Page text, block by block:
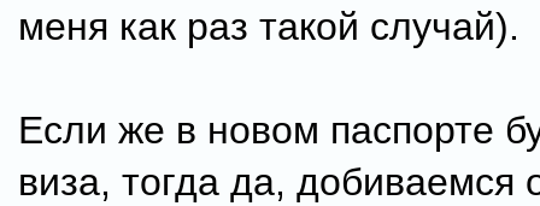
меня как раз такой случай).
Если же в новом паспорте
виза, тогда да, добиваемся